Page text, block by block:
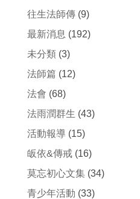
往生法師傳(9)
最新消息 (192)
未分類(3)
法師篇 (12)
法會 (68)
法雨潤群生 (43)
活動報導(15)
皈依&傳戒(16)
莫忘初心文集(34)
青少年活動 (33)